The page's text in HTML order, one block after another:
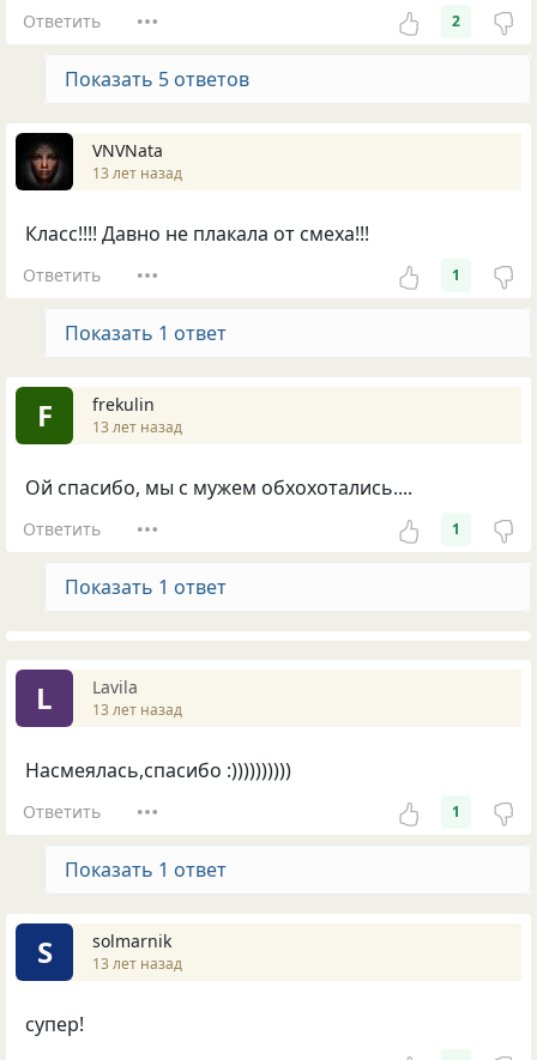
Ответить 2
Показать 5 ответов
VNVNata
13 лет назад
Класс!!!! Давно не плакала от смеха!!!
Ответить 1
Показать 1 ответ
F frekulin
13 лет назад
Ой спасибо, мы с мужем обхохотались....
Ответить 1
Показать 1 ответ
L Lavila
13 лет назад
Насмеялась,спасибо :))))))))))
Ответить 1
Показать 1 ответ
S solmarnik
13 лет назад
супер!